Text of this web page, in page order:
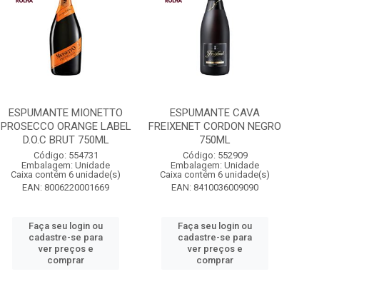
ESPUMANTE MIONETTO
PROSECCO ORANGE LABEL
D.O.C BRUT 750ML
Código: 554731
Embalagem: Unidade
Caixa contém 6 unidade(s)
EAN: 8006220001669
Faça seu login ou
cadastre-se para
ver preços e
comprar
ESPUMANTE CAVA
FREIXENET CORDON NEGRO
750ML
Código: 552909
Embalagem: Unidade
Caixa contém 6 unidade(s)
EAN: 8410036009090
Faça seu login ou
cadastre-se para
ver preços e
comprar